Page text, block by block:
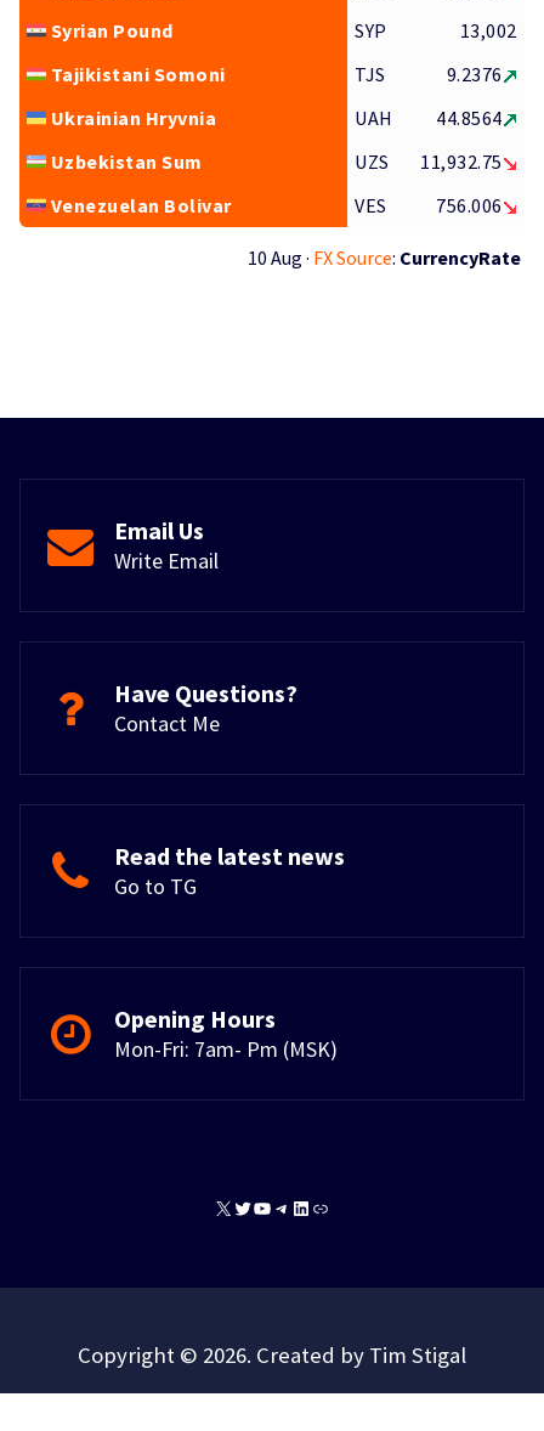
Syrian Pound
SYP
13,002
Tajikistani Somoni
TJS
9.2376
Ukrainian Hryvnia
UAH
44.8564
Uzbekistan Sum
UZS
11,932.75
Venezuelan Bolivar
VES 756.006
10 Aug · FX Source: CurrencyRate
Email Us
Write Email
Have Questions?
Contact Me
Read the latest news
Go to TG
Opening Hours
Mon-Fri: 7am- Pm (MSK)
X TwitterYouTube
Telegram
Copyright © 2026. Created by Tim Stigal